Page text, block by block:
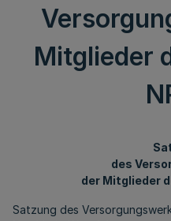
Mitglieder
des
der Mitglieder
Satzung des